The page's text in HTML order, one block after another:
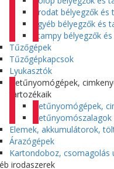
Trodat bélyegzők
Egyéb bélyegzők és
Stampy bélyegzők
Tűzőgépek
Tűzőgépkapcsok
Lyukasztók
Betűnyomógépek,
tartozékaik
Betűnyomógépek,
Elemek, akkumulátorok,
Árazógépek
Kartondoboz, csomagolás
irodaszerek